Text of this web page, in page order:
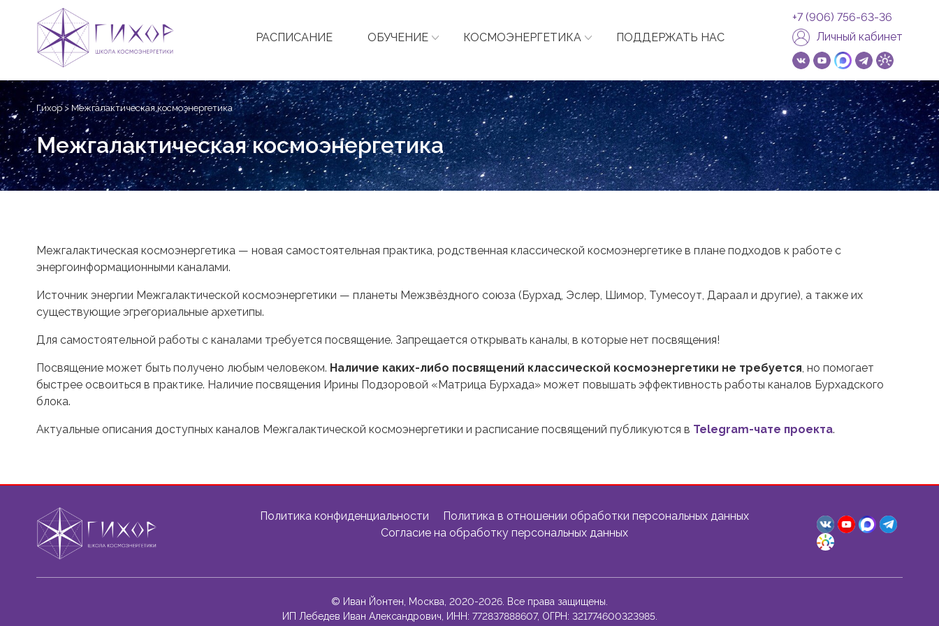
Skip
to
content
РАСПИСАНИЕ ОБУЧЕНИЕ КОСМОЭНЕРГЕТИКА ПОДДЕРЖАТЬ НАС
+7 (906) 756-63-36
Личный кабинет
Гихор> Межгалактическая космоэнергетика
Межгалактическая космоэнергетика
Межгалактическая космоэнергетика — новая самостоятельная практика, родственная классической космоэнергетике в плане подходов к работе с
энергоинформационными каналами.
Источник энергии Межгалактической космоэнергетики — планеты Межзвёздного союза (Бурхад, Эслер, Шимор, Тумесоут, Дараал и другие), а также их
существующие эгрегориальные архетипы.
Для самостоятельной работы с каналами требуется посвящение. Запрещается открывать каналы, в которые нет посвящения!
Посвящение может быть получено любым человеком. Наличие каких-либо посвящений классической космоэнергетики не требуется, но помогает
быстрее освоиться в практике. Наличие посвящения Ирины Подзоровой «Матрица Бурхада» может повышать эффективность работы каналов Бурхадского
блока.
Актуальные описания доступных каналов Межгалактической космоэнергетики и расписание посвящений публикуются в Telegram-чате проекта.
Политика конфиденциальности
Политика в отношении обработки персональных данных
Согласие на обработку персональных данных
© Иван Йонтен, Москва, 2020-2026. Все права защищены.
ИП Лебедев Иван Александрович, ИНН: 772837888607, ОГРН: 321774600323985.